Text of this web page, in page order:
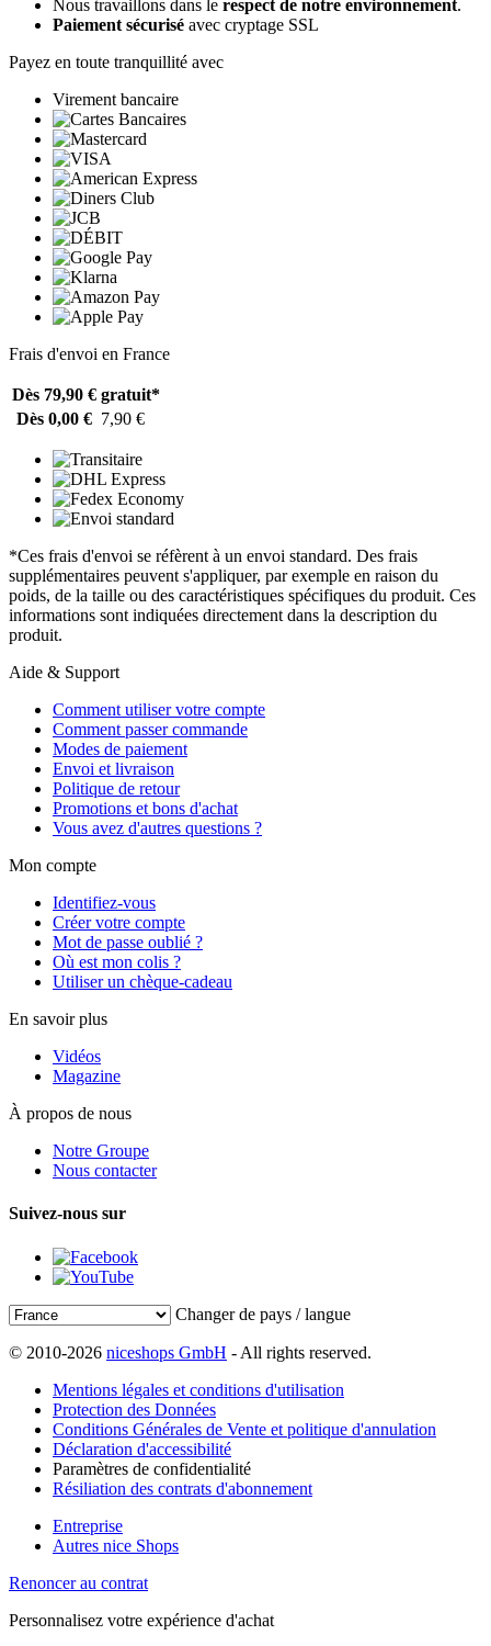
Nous travaillons dans le respect de notre environnement.
Paiement sécurisé avec cryptage SSL
Payez en toute tranquillité avec
Virement bancaire
Frais d'envoi en France
Dès 79,90 € gratuit*
Dès 0,00 € 7,90 €
*Ces frais d'envoi se réfèrent à un envoi standard. Des frais
supplémentaires peuvent s'appliquer, par exemple en raison du
poids, de la taille ou des caractéristiques spécifiques du produit. Ces
informations sont indiquées directement dans la description du
produit.
Aide & Support
Comment utiliser votre compte
Comment passer commande
Modes de paiement
Envoi et livraison
Politique de retour
Promotions et bons d'achat
Vous avez d'autres questions ?
Mon compte
Identifiez-vous
Créer votre compte
Mot de passe oublié ?
Où est mon colis ?
Utiliser un chèque-cadeau
En savoir plus
Vidéos
Magazine
À propos de nous
Notre Groupe
Nous contacter
Suivez-nous sur
Changer de pays / langue
© 2010-2026 niceshops GmbH - All rights reserved.
Mentions légales et conditions d'utilisation
Protection des Données
Conditions Générales de Vente et politique d'annulation
Déclaration d'accessibilité
Paramètres de confidentialité
Résiliation des contrats d'abonnement
Entreprise
Autres nice Shops
Renoncer au contrat
Personnalisez votre expérience d'achat